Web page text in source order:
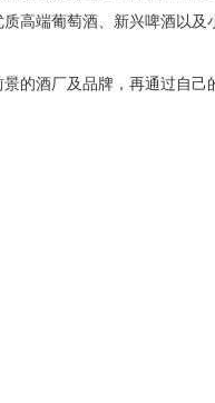
高端葡萄酒、新兴啤酒以
酒厂及品牌，再通过自己